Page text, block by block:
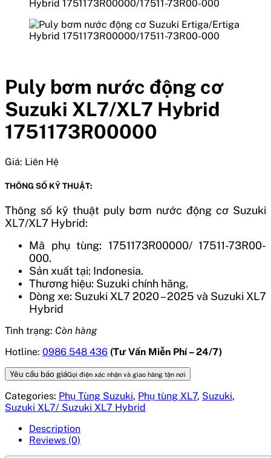
Puly bơm nước động cơ
Suzuki XL7/XL7 Hybrid
1751173R00000
Giá: Liên Hệ
THÔNG SỐ KỸ THUẬT:
Thông số kỹ thuật puly bơm nước động cơ Suzuki
XL7/XL7 Hybrid:
Mã phụ tùng: 1751173R00000/ 17511-73R00-
000.
Sản xuất tại: Indonesia.
Thương hiệu: Suzuki chính hãng.
Dòng xe: Suzuki XL7 2020 – 2025 và Suzuki XL7
Hybrid
Tình trạng: Còn hàng
Hotline: 0986 548 436 (Tư Vấn Miễn Phí – 24/7)
Yêu cầu báo giáGọi điện xác nhận và giao hàng tận nơi
Categories: Phụ Tùng Suzuki, Phụ tùng XL7, Suzuki,
Suzuki XL7/ Suzuki XL7 Hybrid
Description
Reviews (0)